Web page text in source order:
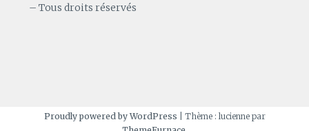
– Tous droits réservés
Proudly powered by WordPress
Thème : lucienne par